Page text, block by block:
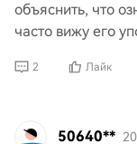
объяснить, что
часто вижу его
2 Лайк
50640**